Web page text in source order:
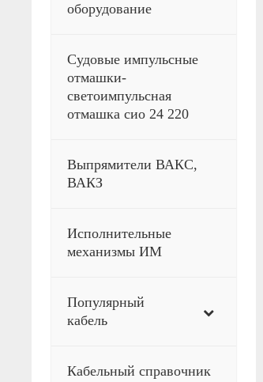
оборудование
Судовые импульсные
отмашки-
светоимпульсная
отмашка сио 24 220
Выпрямители ВАКС,
ВАКЗ
Исполнительные
механизмы ИМ
Популярный
кабель
Кабельный справочник